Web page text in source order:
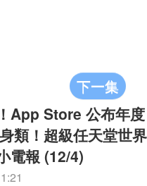
下一集
App Store 公布年度
類！超級任天堂世界
電報 (12/4)